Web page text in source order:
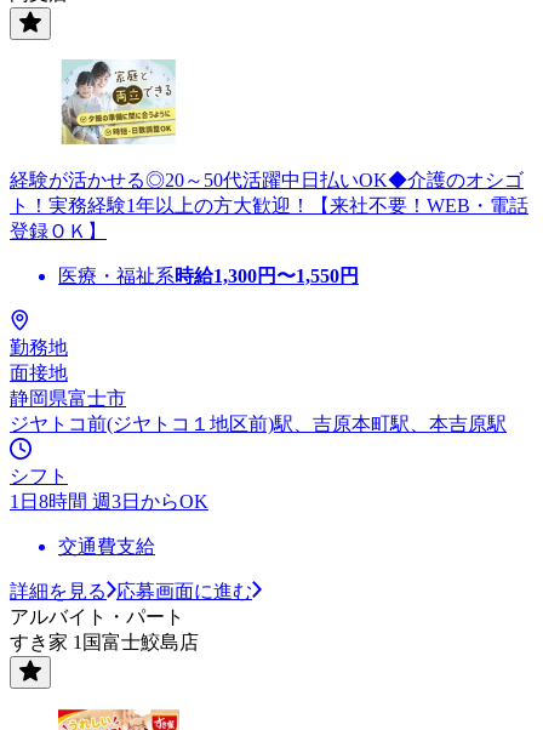
経験が活かせる◎20～50代活躍中日払いOK◆介護のオシゴ
ト！実務経験1年以上の方大歓迎！【来社不要！WEB・電話
登録ＯＫ】
医療・福祉系時給1,300円〜1,550円
勤務地
面接地
静岡県富士市
ジヤトコ前(ジヤトコ１地区前)駅、吉原本町駅、本吉原駅
シフト
1日8時間 週3日からOK
交通費支給
詳細を見る
応募画面に進む
アルバイト・パート
すき家 1国富士鮫島店